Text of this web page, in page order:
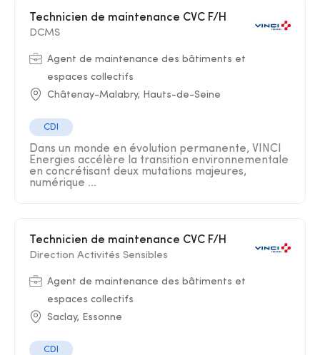
Technicien de maintenance CVC F/H
DCMS
Agent de maintenance des bâtiments et
espaces collectifs
Châtenay-Malabry, Hauts-de-Seine
CDI
Dans un monde en évolution permanente, VINCI
Energies accélère la transition environnementale
en concrétisant deux mutations majeures,
numérique ...
Technicien de maintenance CVC F/H
Direction Activités Sensibles
Agent de maintenance des bâtiments et
espaces collectifs
Saclay, Essonne
CDI